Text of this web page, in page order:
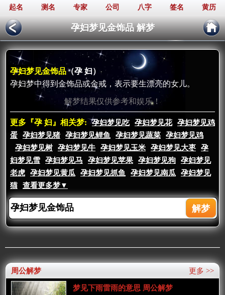
起名 测名 专家 公司 八字 签名 黄历
孕妇梦见金饰品 解梦
孕妇梦见金饰品（孕 妇）
孕妇梦中得到金饰品或金戒，表示要生漂亮的女儿。
解梦结果仅供参考和娱乐！
更多『孕 妇』相关梦: 孕妇梦见吃 孕妇梦见花
孕妇梦见鸡
蛋
孕妇梦见猪 孕妇梦见鲤鱼 孕妇梦见蔬菜
孕妇梦见鸡
孕妇梦见树
孕妇梦见牛 孕妇梦见玉米 孕妇梦见大枣
孕
妇梦见雪
孕妇梦见马 孕妇梦见苹果 孕妇梦见狗
孕妇梦见
老虎
孕妇梦见黄瓜 孕妇梦见抓鱼 孕妇梦见南瓜
孕妇梦见
猫
查看更多梦▼
更多 >>
周公解梦
梦见下雨雷雨的意思 周公解梦